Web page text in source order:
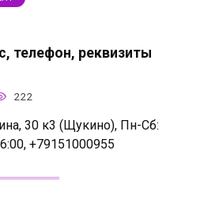
телефон, реквизиты
222
30 к3 (Щукино), Пн-Сб:
+79151000955